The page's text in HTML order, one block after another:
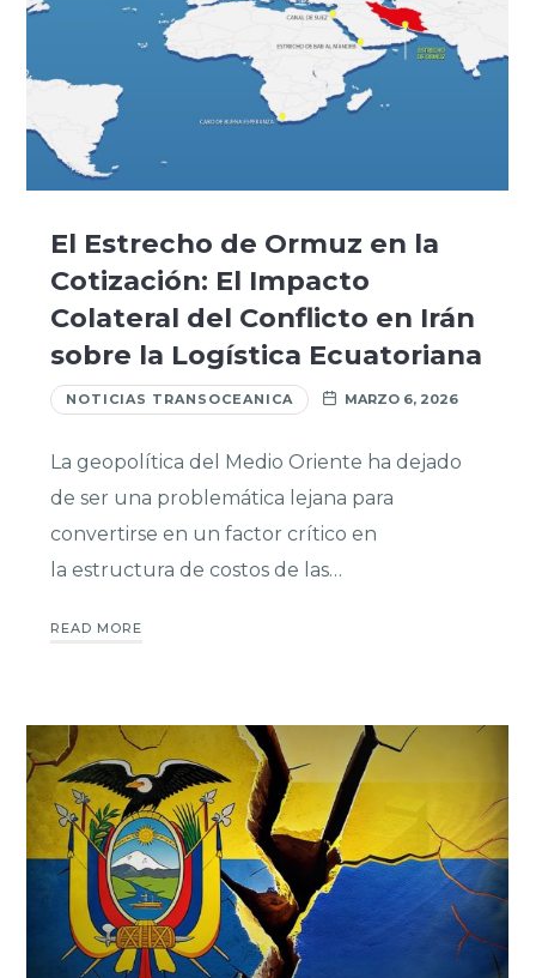
El Estrecho de Ormuz en la
Cotización: El Impacto
Colateral del Conflicto en Irán
sobre la Logística Ecuatoriana
NOTICIAS TRANSOCEANICA MARZO 6, 2026
La geopolítica del Medio Oriente ha dejado
de ser una problemática lejana para
convertirse en un factor crítico en
la estructura de costos de las…
READ MORE